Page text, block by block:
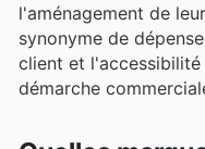
l'aménagement de
synonyme de
client et
démarche